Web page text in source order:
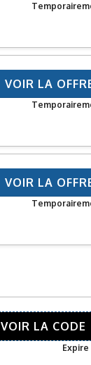
VOIR LA
VOIR LA
VOIR LA CODE